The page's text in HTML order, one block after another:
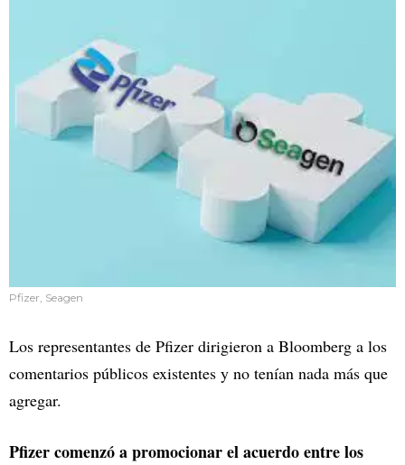
Pfizer, Seagen
Los representantes de Pfizer dirigieron a Bloomberg a los
comentarios públicos existentes y no tenían nada más que
agregar.
Pfizer comenzó a promocionar el acuerdo entre los